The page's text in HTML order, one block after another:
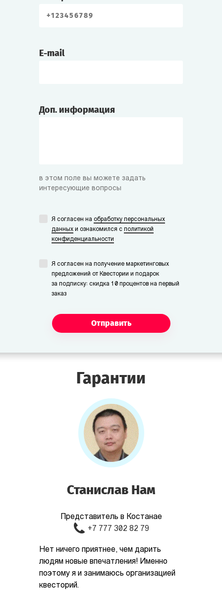
E-mail
Доп. информация
в этом поле вы можете задать
интересующие вопросы
Я согласен на обработку персональных
данных и ознакомился с политикой
конфиденциальности
Я согласен на получение маркетинговых
предложений от Квестории и подарок
за подписку: скидка 10 процентов на первый
заказ
Отправить
Гарантии
Станислав Нам
Представитель в Костанае
+7 777 302 82 79
Нет ничего приятнее, чем дарить
людям новые впечатления! Именно
поэтому я и занимаюсь организацией
квесторий.